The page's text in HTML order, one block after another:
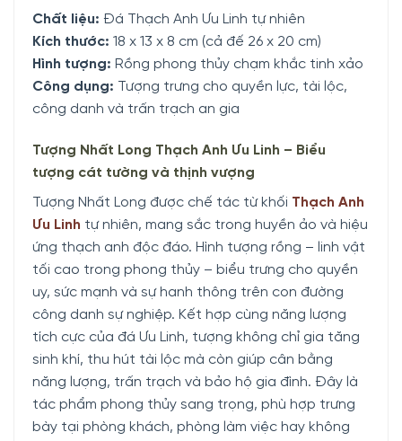
Chất liệu: Đá Thạch Anh Ưu Linh tự nhiên
Kích thước: 18 x 13 x 8 cm (cả đế 26 x 20 cm)
Hình tượng: Rồng phong thủy chạm khắc tinh xảo
Công dụng: Tượng trưng cho quyền lực, tài lộc,
công danh và trấn trạch an gia
Tượng Nhất Long Thạch Anh Ưu Linh – Biểu
tượng cát tường và thịnh vượng
Tượng Nhất Long được chế tác từ khối Thạch Anh
Ưu Linh tự nhiên, mang sắc trong huyền ảo và hiệu
ứng thạch anh độc đáo. Hình tượng rồng – linh vật
tối cao trong phong thủy – biểu trưng cho quyền
uy, sức mạnh và sự hanh thông trên con đường
công danh sự nghiệp. Kết hợp cùng năng lượng
tích cực của đá Ưu Linh, tượng không chỉ gia tăng
sinh khí, thu hút tài lộc mà còn giúp cân bằng
năng lượng, trấn trạch và bảo hộ gia đình. Đây là
tác phẩm phong thủy sang trọng, phù hợp trưng
bày tại phòng khách, phòng làm việc hay không